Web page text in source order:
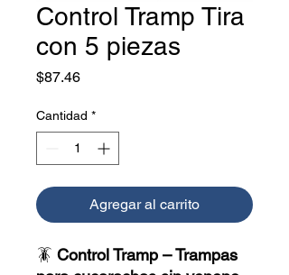
Control Tramp Tira
con 5 piezas
$87.46Precio
Cantidad *
Agregar al carrito
🪳 Control Tramp – Trampas